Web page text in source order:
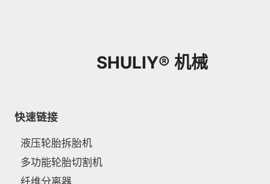
SHULIY® 机械
快速链接
液压轮胎拆胎机
多功能轮胎切割机
纤维分离器